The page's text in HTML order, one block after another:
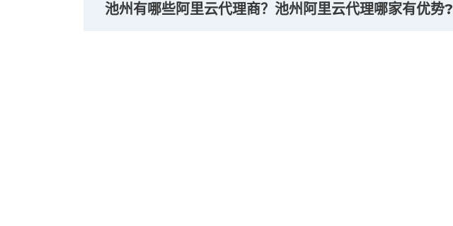
池州有哪些阿里云代理商？池州阿里云代理哪家有优势?